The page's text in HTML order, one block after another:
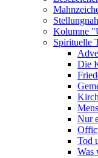
Kolumne
Spirituelle
Die
Nur
Tod
Was